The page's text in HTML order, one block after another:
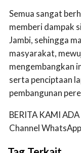
Semua sangat
memberi dampak
Jambi, sehingga
masyarakat,
mengembangkan
serta penciptaan
pembangunan
BERITA KAMI ADA
Channel WhatsApp